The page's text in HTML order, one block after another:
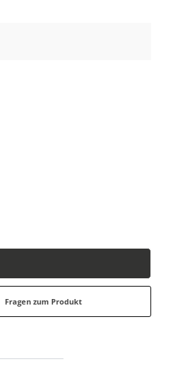
Fragen zum Produkt